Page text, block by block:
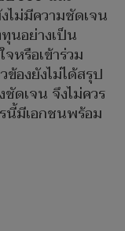
ม่มีความชัดเจน
นอย่างเป็น
หรือเข้าร่วม
องยังไม่ได้สรุป
ดเจน จึงไม่ควร
นี้มีเอกชนพร้อม